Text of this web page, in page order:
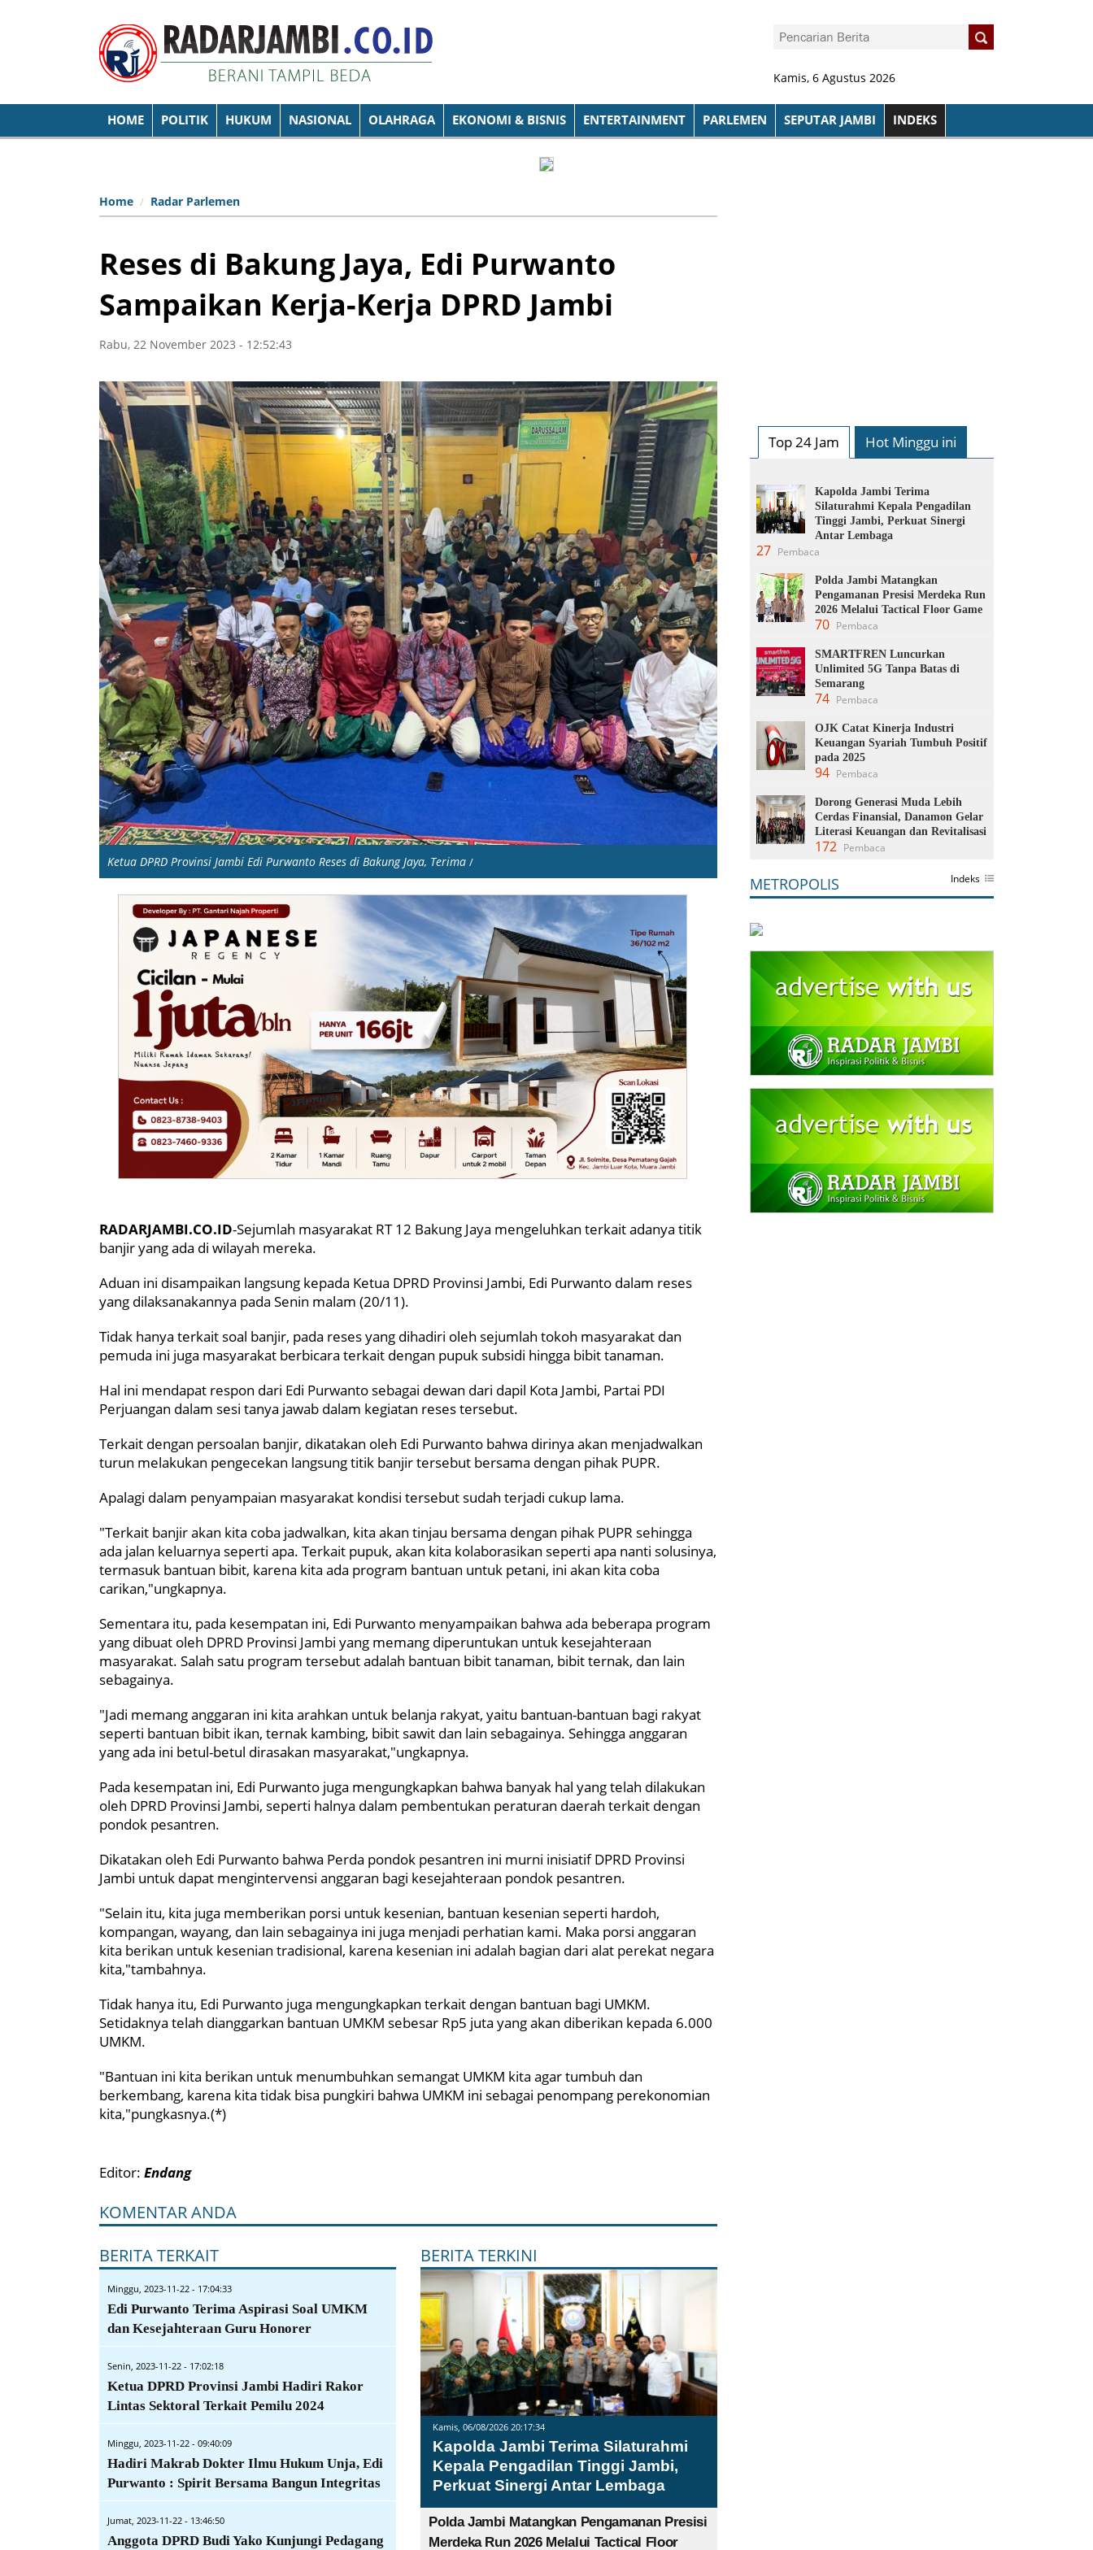
Kamis, 6 Agustus 2026
HOME POLITIK HUKUM NASIONAL OLAHRAGA EKONOMI & BISNIS ENTERTAINMENT PARLEMEN SEPUTAR JAMBI INDEKS
Home Radar Parlemen
Reses di Bakung Jaya, Edi Purwanto
Sampaikan Kerja-Kerja DPRD Jambi
Rabu, 22 November 2023 - 12:52:43
Ketua DPRD Provinsi Jambi Edi Purwanto Reses di Bakung Jaya, Terima /
RADARJAMBI.CO.ID-Sejumlah masyarakat RT 12 Bakung Jaya mengeluhkan terkait adanya titik
banjir yang ada di wilayah mereka.
Aduan ini disampaikan langsung kepada Ketua DPRD Provinsi Jambi, Edi Purwanto dalam reses
yang dilaksanakannya pada Senin malam (20/11).
Tidak hanya terkait soal banjir, pada reses yang dihadiri oleh sejumlah tokoh masyarakat dan
pemuda ini juga masyarakat berbicara terkait dengan pupuk subsidi hingga bibit tanaman.
Hal ini mendapat respon dari Edi Purwanto sebagai dewan dari dapil Kota Jambi, Partai PDI
Perjuangan dalam sesi tanya jawab dalam kegiatan reses tersebut.
Terkait dengan persoalan banjir, dikatakan oleh Edi Purwanto bahwa dirinya akan menjadwalkan
turun melakukan pengecekan langsung titik banjir tersebut bersama dengan pihak PUPR.
Apalagi dalam penyampaian masyarakat kondisi tersebut sudah terjadi cukup lama.
"Terkait banjir akan kita coba jadwalkan, kita akan tinjau bersama dengan pihak PUPR sehingga
ada jalan keluarnya seperti apa. Terkait pupuk, akan kita kolaborasikan seperti apa nanti solusinya,
termasuk bantuan bibit, karena kita ada program bantuan untuk petani, ini akan kita coba
carikan,"ungkapnya.
Sementara itu, pada kesempatan ini, Edi Purwanto menyampaikan bahwa ada beberapa program
yang dibuat oleh DPRD Provinsi Jambi yang memang diperuntukan untuk kesejahteraan
masyarakat. Salah satu program tersebut adalah bantuan bibit tanaman, bibit ternak, dan lain
sebagainya.
"Jadi memang anggaran ini kita arahkan untuk belanja rakyat, yaitu bantuan-bantuan bagi rakyat
seperti bantuan bibit ikan, ternak kambing, bibit sawit dan lain sebagainya. Sehingga anggaran
yang ada ini betul-betul dirasakan masyarakat,"ungkapnya.
Pada kesempatan ini, Edi Purwanto juga mengungkapkan bahwa banyak hal yang telah dilakukan
oleh DPRD Provinsi Jambi, seperti halnya dalam pembentukan peraturan daerah terkait dengan
pondok pesantren.
Dikatakan oleh Edi Purwanto bahwa Perda pondok pesantren ini murni inisiatif DPRD Provinsi
Jambi untuk dapat mengintervensi anggaran bagi kesejahteraan pondok pesantren.
"Selain itu, kita juga memberikan porsi untuk kesenian, bantuan kesenian seperti hardoh,
kompangan, wayang, dan lain sebagainya ini juga menjadi perhatian kami. Maka porsi anggaran
kita berikan untuk kesenian tradisional, karena kesenian ini adalah bagian dari alat perekat negara
kita,"tambahnya.
Tidak hanya itu, Edi Purwanto juga mengungkapkan terkait dengan bantuan bagi UMKM.
Setidaknya telah dianggarkan bantuan UMKM sebesar Rp5 juta yang akan diberikan kepada 6.000
UMKM.
"Bantuan ini kita berikan untuk menumbuhkan semangat UMKM kita agar tumbuh dan
berkembang, karena kita tidak bisa pungkiri bahwa UMKM ini sebagai penompang perekonomian
kita,"pungkasnya.(*)
Editor: Endang
KOMENTAR ANDA
BERITA TERKAIT
Minggu, 2023-11-22 - 17:04:33
Edi Purwanto Terima Aspirasi Soal UMKM
dan Kesejahteraan Guru Honorer
Senin, 2023-11-22 - 17:02:18
Ketua DPRD Provinsi Jambi Hadiri Rakor
Lintas Sektoral Terkait Pemilu 2024
Minggu, 2023-11-22 - 09:40:09
Hadiri Makrab Dokter Ilmu Hukum Unja, Edi
Purwanto : Spirit Bersama Bangun Integritas
Jumat, 2023-11-22 - 13:46:50
Anggota DPRD Budi Yako Kunjungi Pedagang
BERITA TERKINI
Kamis, 06/08/2026 20:17:34
Kapolda Jambi Terima Silaturahmi
Kepala Pengadilan Tinggi Jambi,
Perkuat Sinergi Antar Lembaga
Polda Jambi Matangkan Pengamanan Presisi
Merdeka Run 2026 Melalui Tactical Floor
Top 24 Jam Hot Minggu ini
Kapolda Jambi Terima
Silaturahmi Kepala Pengadilan
Tinggi Jambi, Perkuat Sinergi
Antar Lembaga
27 Pembaca
Polda Jambi Matangkan
Pengamanan Presisi Merdeka Run
2026 Melalui Tactical Floor Game
70 Pembaca
SMARTFREN Luncurkan
Unlimited 5G Tanpa Batas di
Semarang
74 Pembaca
OJK Catat Kinerja Industri
Keuangan Syariah Tumbuh Positif
pada 2025
94 Pembaca
Dorong Generasi Muda Lebih
Cerdas Finansial, Danamon Gelar
Literasi Keuangan dan Revitalisasi
172 Pembaca
METROPOLIS Indeks